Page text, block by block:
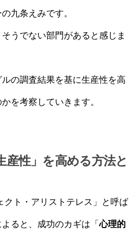
九条えみです。
うでない部門があると感じま
の調査結果を基に生産性を高
を考察していきます。
性」を高める方法と
クト・アリストテレス」と呼ば
ると、成功のカギは「心理的